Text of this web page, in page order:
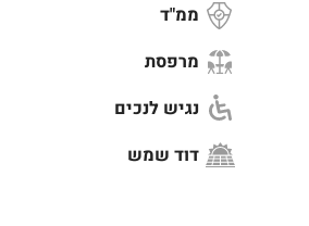
ממ"ד
מרפסת
נגיש לנכים
דוד שמש